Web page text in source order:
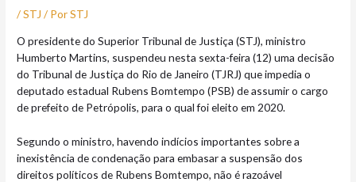
/STJ / PorSTJ
O presidente do Superior Tribunal de Justiça (STJ), ministro
Humberto Martins, suspendeu nesta sexta-feira (12) uma decisão
do Tribunal de Justiça do Rio de Janeiro (TJRJ) que impedia o
deputado estadual Rubens Bomtempo (PSB) de assumir o cargo
de prefeito de Petrópolis, para o qual foi eleito em 2020.
Segundo o ministro, havendo indícios importantes sobre a
inexistência de condenação para embasar a suspensão dos
direitos políticos de Rubens Bomtempo, não é razoável